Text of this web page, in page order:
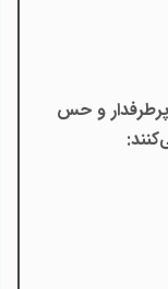
و حس
: